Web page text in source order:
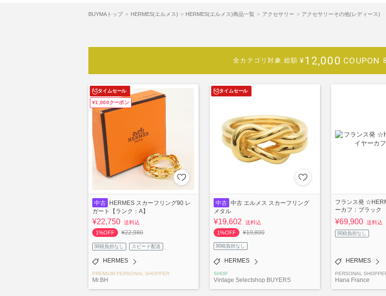
BUYMAトップ HERMES(エルメス) HERMES(エルメス)商品一覧 アクセサリー アクセサリーその他(レディース)
全カテゴリ対象 総額 ¥12,000 COUPON
タイムセール
¥1,000クーポン
中古
HERMES スカーフリング90 レ
ガート【ランク：A】
¥22,750 送料込
1%OFF
¥22,980
関税負担なし スピード配送
HERMES
PREMIUM PERSONAL SHOPPER
Mr.BH
タイムセール
中古 中古 エルメス スカーフリング
メタル
¥19,602
送料込
1%OFF
¥19,800
関税負担なし
HERMES
SHOP
Vintage Selectshop BUYERS
フランス発
ーカフ：ブラック
¥69,900 送料込
関税負担なし
HERMES
PERSONAL
Hana France